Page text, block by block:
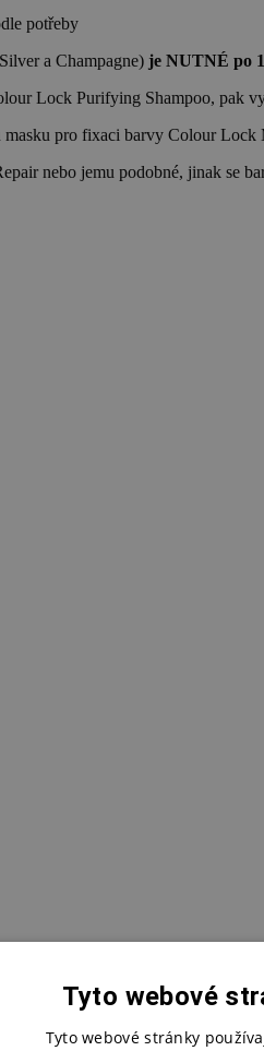
potřeby
a Champagne) je NUTNÉ po
Lock Purifying Shampoo, pak
pro fixaci barvy Colour
nebo jemu podobné, jinak se
Tyto webové
Tyto webové stránky